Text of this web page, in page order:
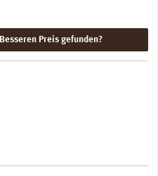
Besseren Preis gefunden?